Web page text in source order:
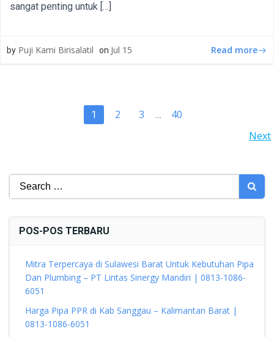
sangat penting untuk […]
by Puji Kami Birisalatil on Jul 15 Read more
Page
1 Page
2 Page
3 … Page
40
NAVIGATION
Next
Search
POS-POS TERBARU
Mitra Terpercaya di Sulawesi Barat Untuk Kebutuhan Pipa
Dan Plumbing – PT Lintas Sinergy Mandiri | 0813-1086-
6051
Harga Pipa PPR di Kab Sanggau – Kalimantan Barat |
0813-1086-6051